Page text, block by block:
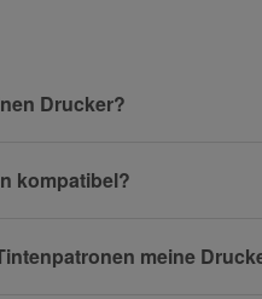
Drucker?
kompatibel?
meine